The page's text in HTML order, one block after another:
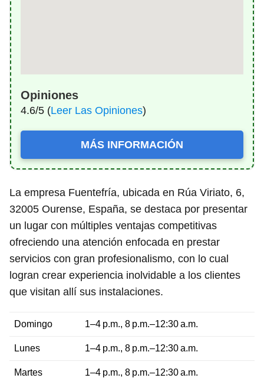
Opiniones
4.6/5 (Leer Las Opiniones)
MÁS INFORMACIÓN
La empresa Fuentefría, ubicada en Rúa Viriato, 6,
32005 Ourense, España, se destaca por presentar
un lugar con múltiples ventajas competitivas
ofreciendo una atención enfocada en prestar
servicios con gran profesionalismo, con lo cual
logran crear experiencia inolvidable a los clientes
que visitan allí sus instalaciones.
Domingo 1–4 p.m., 8 p.m.–12:30 a.m.
Lunes 1–4 p.m., 8 p.m.–12:30 a.m.
Martes 1–4 p.m., 8 p.m.–12:30 a.m.